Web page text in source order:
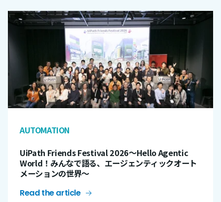
AUTOMATION
UiPath Friends Festival 2026〜Hello Agentic
World！みんなで語る、エージェンティックオート
メーションの世界～
Read the article